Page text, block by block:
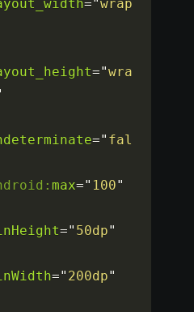
="wrap
="wra
=" fal
max=" 100"
=" 50dp"
=" 200dp"